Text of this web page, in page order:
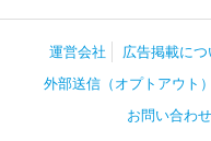
運営会社 広告掲載につ
外部送信（オプトアウト）
お問い合わせ